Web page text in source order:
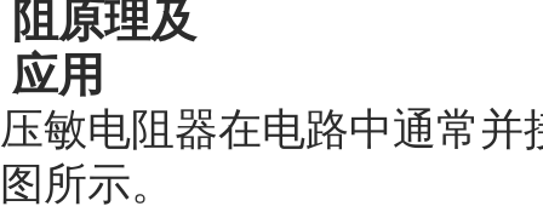
压敏电阻器在电路中通常
图所示。